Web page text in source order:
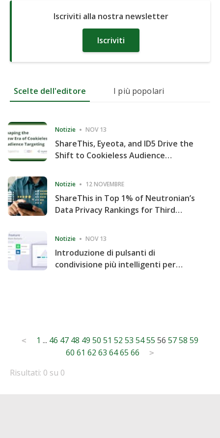
Iscriviti alla nostra newsletter
Iscriviti
Scelte dell'editore I più popolari
Notizie NOV 13
ShareThis, Eyeota, and ID5 Drive the
Shift to Cookieless Audience
Notizie 12 NOVEMBRE
ShareThis in Top 1% of Neutronian’s
Data Privacy Rankings for Third
Notizie NOV 13
Introduzione di pulsanti di
condivisione più intelligenti per
Posts
pagination
< 1 ... 46 47 48 49 50 51 52 53 5455 56 5758 59
60 61 62 63 6465 66 >
Risultati: 0 su 0